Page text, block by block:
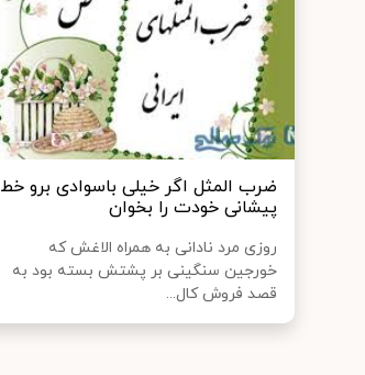
ضرب المثل اگر خیلی باسوادی برو خط
پیشانی خودت را بخوان
روزی مرد نادانی به همراه الاغش که
خورجین سنگینی بر پشتش بسته بود به
قصد فروش کال...